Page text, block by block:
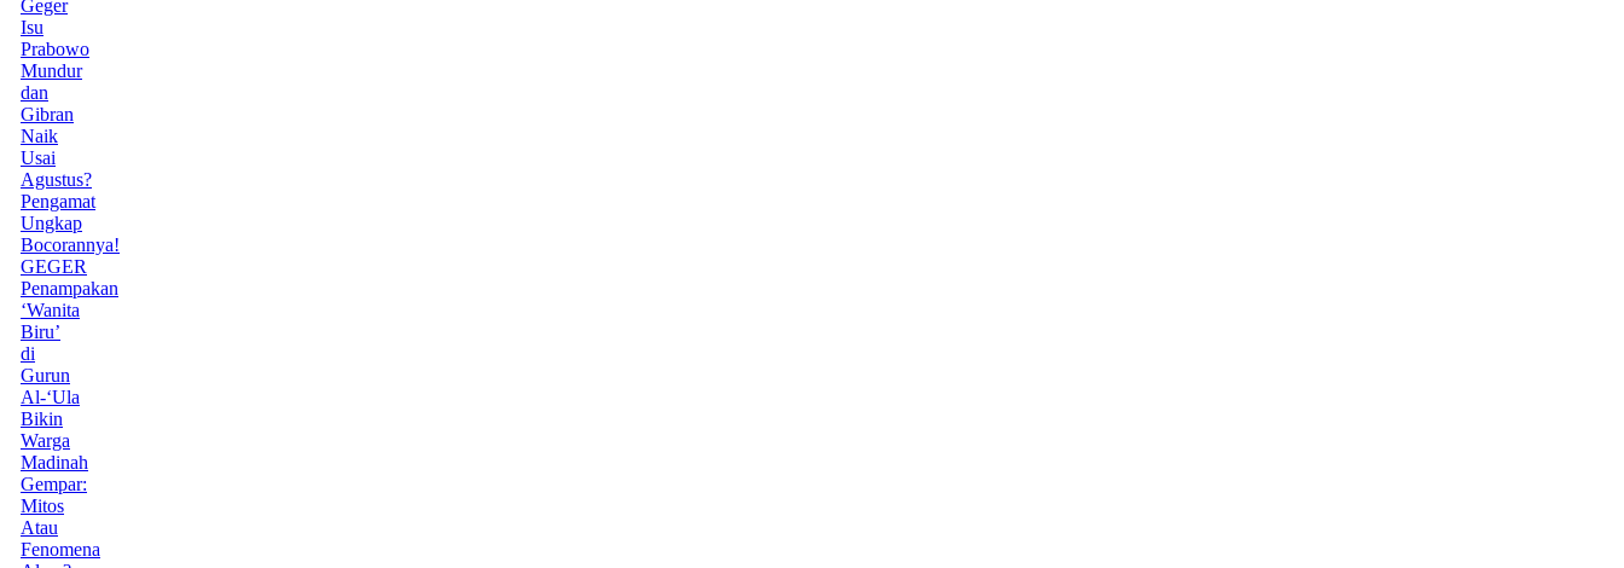
Geger
Isu
Prabowo
Mundur
dan
Gibran
Naik
Usai
Agustus?
Pengamat
Ungkap
Bocorannya!
GEGER
Penampakan
‘Wanita
Biru’
di
Gurun
Al-‘Ula
Bikin
Warga
Madinah
Gempar:
Mitos
Atau
Fenomena